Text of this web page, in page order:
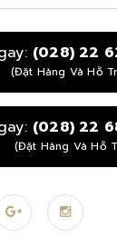
(028) 22
(Đặt Hàng Và Hỗ
(028) 22
(Đặt Hàng Và Hỗ